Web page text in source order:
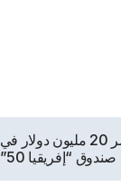
مؤسسة التمويل الدولية تستثمر 20 مليون دولار في
صندوق “إفريقيا 50”